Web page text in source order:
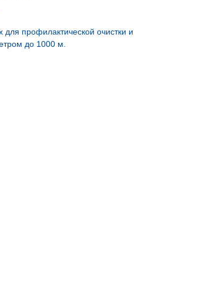
профилактической очистки и
до 1000 м.